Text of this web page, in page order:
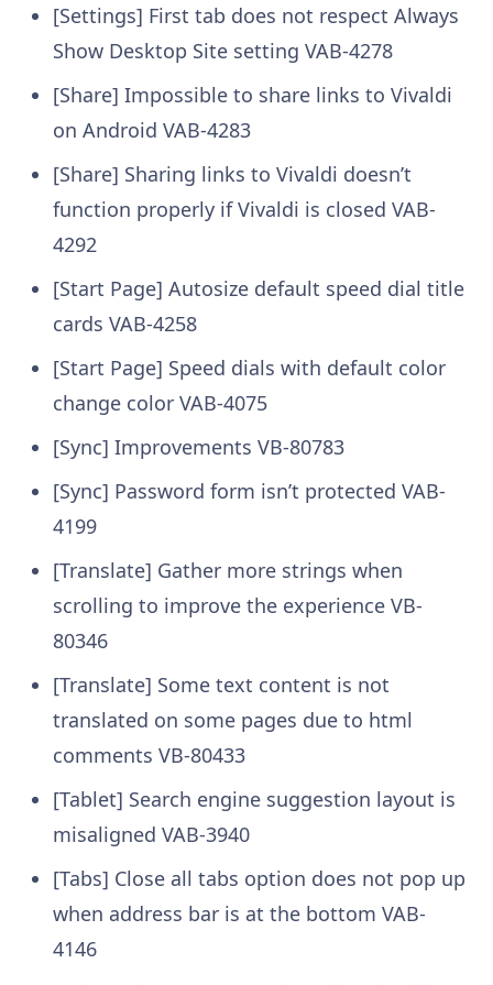
[Settings] First tab does not respect Always
Show Desktop Site setting VAB-4278
[Share] Impossible to share links to Vivaldi
on Android VAB-4283
[Share] Sharing links to Vivaldi doesn’t
function properly if Vivaldi is closed VAB-
4292
[Start Page] Autosize default speed dial title
cards VAB-4258
[Start Page] Speed dials with default color
change color VAB-4075
[Sync] Improvements VB-80783
[Sync] Password form isn’t protected VAB-
4199
[Translate] Gather more strings when
scrolling to improve the experience VB-
80346
[Translate] Some text content is not
translated on some pages due to html
comments VB-80433
[Tablet] Search engine suggestion layout is
misaligned VAB-3940
[Tabs] Close all tabs option does not pop up
when address bar is at the bottom VAB-
4146